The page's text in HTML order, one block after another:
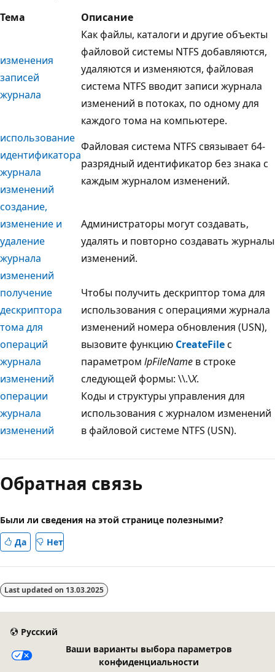
Тема Описание
изменения
записей
журнала
Как файлы, каталоги и другие объекты
файловой системы NTFS добавляются,
удаляются и изменяются, файловая
система NTFS вводит записи журнала
изменений в потоках, по одному для
каждого тома на компьютере.
использование
идентификатора
журнала
изменений
Файловая система NTFS связывает 64-
разрядный идентификатор без знака с
каждым журналом изменений.
создание,
изменение и
удаление
журнала
изменений
Администраторы могут создавать,
удалять и повторно создавать журналы
изменений.
получение
дескриптора
тома для
операций
журнала
изменений
Чтобы получить дескриптор тома для
использования с операциями журнала
изменений номера обновления (USN),
вызовите функцию CreateFileс
параметром lpFileName в строке
следующей формы: \\.\X.
операции
журнала
изменений
Коды и структуры управления для
использования с журналом изменений
в файловой системе NTFS (USN).
чтения
выключен
Обратная связь
Были ли сведения на этой странице полезными?
Да
Нет
Last updated on 13.03.2025
Русский
Ваши варианты выбора параметров
конфиденциальности